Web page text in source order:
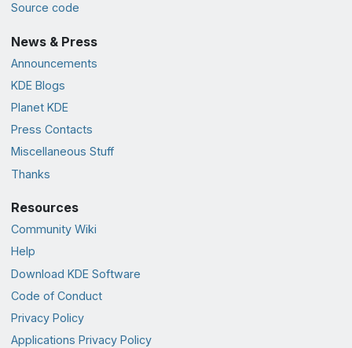
Source code
News & Press
Announcements
KDE Blogs
Planet KDE
Press Contacts
Miscellaneous Stuff
Thanks
Resources
Community Wiki
Help
Download KDE Software
Code of Conduct
Privacy Policy
Applications Privacy Policy